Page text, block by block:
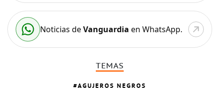
Noticias deVanguardia en WhatsApp.
TEMAS
AGUJEROS NEGROS